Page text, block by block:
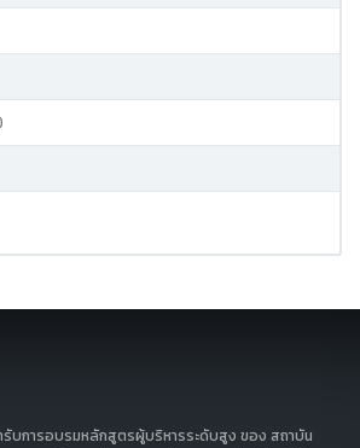
บการอบรมหลักสูตรผู้บริหารระดับสูง ของ สถาบัน